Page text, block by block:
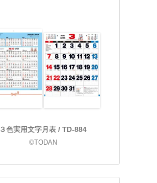
３色実用文字月表 / TD-884
©TODAN